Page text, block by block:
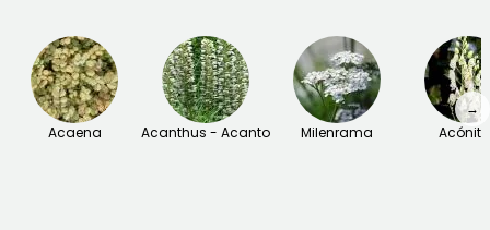
Acaena Acanthus - Acanto Milenrama
→